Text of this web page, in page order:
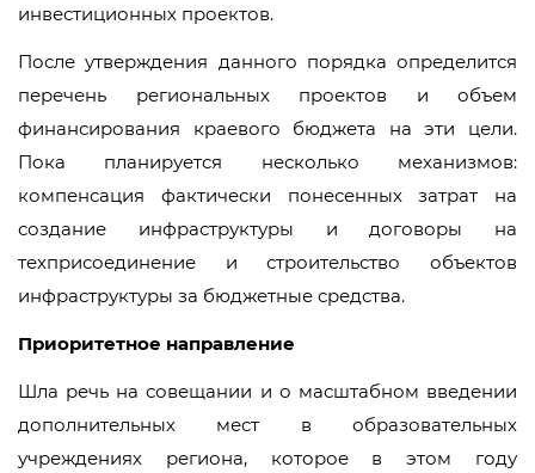
инвестиционных проектов.
После утверждения данного порядка определится
перечень региональных проектов и объем
финансирования краевого бюджета на эти цели.
Пока планируется несколько механизмов:
компенсация фактически понесенных затрат на
создание инфраструктуры и договоры на
техприсоединение и строительство объектов
инфраструктуры за бюджетные средства.
Приоритетное направление
Шла речь на совещании и о масштабном введении
дополнительных мест в образовательных
учреждениях региона, которое в этом году